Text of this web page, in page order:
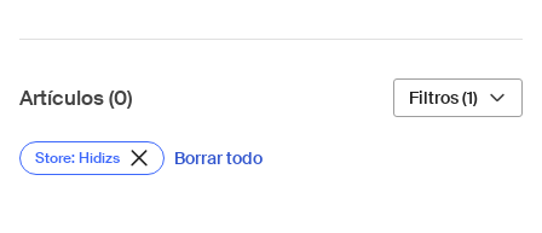
Artículos (0) Filtros (1)
Store: Hidizs Borrar todo